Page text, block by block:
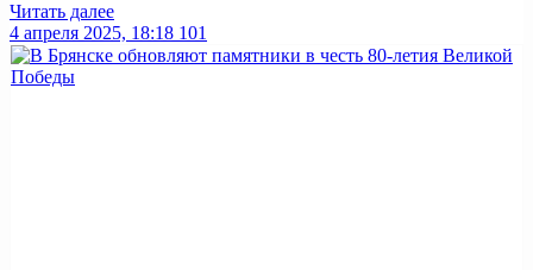
Читать далее
4 апреля 2025, 18:18 101